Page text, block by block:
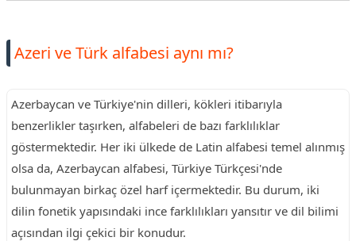
Azeri ve Türk alfabesi aynı mı?
Azerbaycan ve Türkiye'nin dilleri, kökleri itibarıyla
benzerlikler taşırken, alfabeleri de bazı farklılıklar
göstermektedir. Her iki ülkede de Latin alfabesi temel alınmış
olsa da, Azerbaycan alfabesi, Türkiye Türkçesi'nde
bulunmayan birkaç özel harf içermektedir. Bu durum, iki
dilin fonetik yapısındaki ince farklılıkları yansıtır ve dil bilimi
açısından ilgi çekici bir konudur.